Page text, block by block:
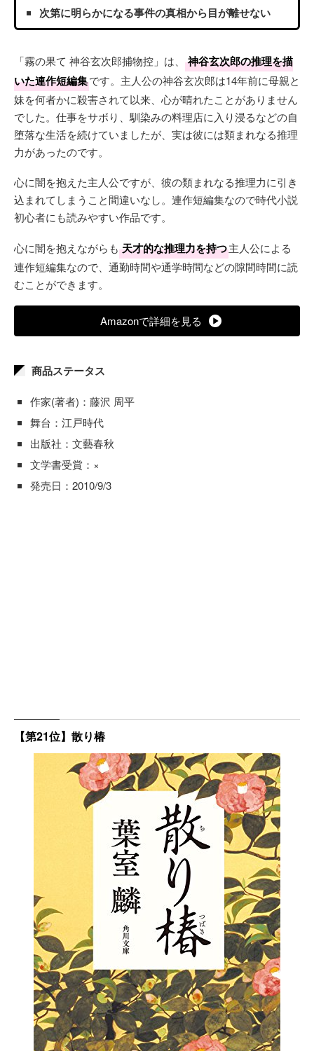
次第に明らかになる事件の真相から目が離せない
「霧の果て 神谷玄次郎捕物控」は、
神谷玄次郎の推理を描
いた連作短編集です。主人公の神谷玄次郎は14年前に母親と
妹を何者かに殺害されて以来、心が晴れたことがありません
でした。仕事をサボり、馴染みの料理店に入り浸るなどの自
堕落な生活を続けていましたが、実は彼には類まれなる推理
力があったのです。
心に闇を抱えた主人公ですが、彼の類まれなる推理力に引き
込まれてしまうこと間違いなし。連作短編集なので時代小説
初心者にも読みやすい作品です。
心に闇を抱えながらも 天才的な推理力を持つ主人公による
連作短編集なので、通勤時間や通学時間などの隙間時間に読
むことができます。
Amazonで詳細を見る
商品ステータス
作家(著者)：藤沢 周平
舞台：江戸時代
出版社：文藝春秋
文学書受賞：×
発売日：2010/9/3
【第21位】散り椿